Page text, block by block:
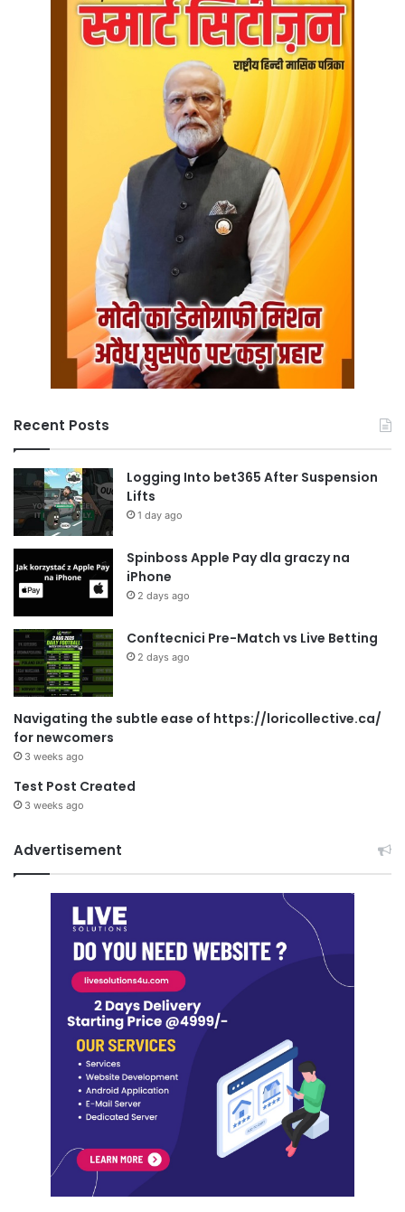
Recent Posts
Logging Into bet365 After Suspension
Lifts
1 day ago
Spinboss Apple Pay dla graczy na
iPhone
2 days ago
Conftecnici Pre-Match vs Live Betting
2 days ago
Navigating the subtle ease of https://loricollective.ca/
for newcomers
3 weeks ago
Test Post Created
3 weeks ago
Advertisement